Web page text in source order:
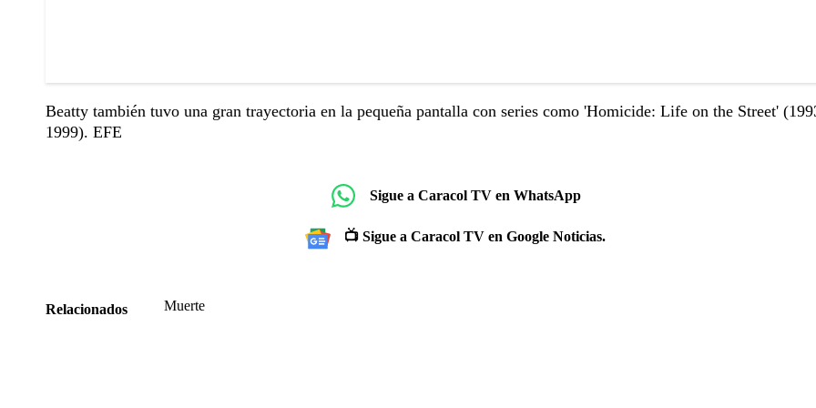
Beatty también tuvo una gran trayectoria en la pequeña pantalla con series como 'Homicide: Life on the Street'
1999). EFE
Sigue a Caracol TV en WhatsApp
📺 Sigue a Caracol TV en Google Noticias.
Relacionados Muerte